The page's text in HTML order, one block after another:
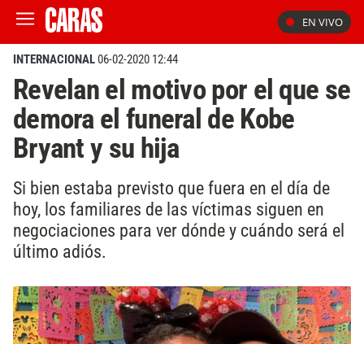
EN VIVO
INTERNACIONAL06-02-2020 12:44
Revelan el motivo por el que se
demora el funeral de Kobe
Bryant y su hija
Si bien estaba previsto que fuera en el día de
hoy, los familiares de las víctimas siguen en
negociaciones para ver dónde y cuándo será el
último adiós.